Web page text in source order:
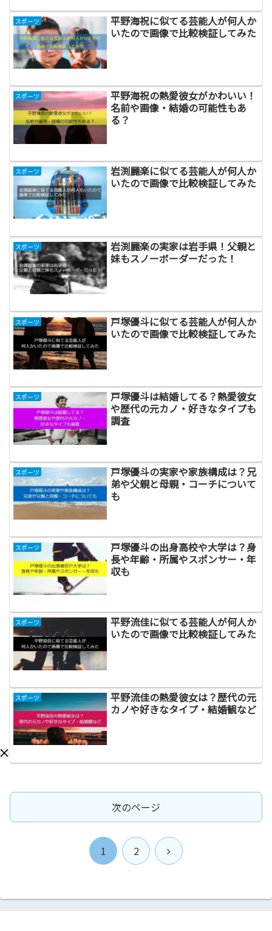
スポーツ
平野海祝に似てる芸能人が何人か
いたので画像で比較検証してみた
スポーツ
平野海祝の熱愛彼女がかわいい！
名前や画像・結婚の可能性もあ
る？
スポーツ
岩渕麗楽に似てる芸能人が何人か
いたので画像で比較検証してみた
スポーツ
岩渕麗楽の実家は岩手県！父親と
妹もスノーボーダーだった！
スポーツ
戸塚優斗に似てる芸能人が何人か
いたので画像で比較検証してみた
スポーツ
戸塚優斗は結婚してる？熱愛彼女
や歴代の元カノ・好きなタイプも
調査
スポーツ
戸塚優斗の実家や家族構成は？兄
弟や父親と母親・コーチについて
も
スポーツ
戸塚優斗の出身高校や大学は？身
長や年齢・所属やスポンサー・年
収も
スポーツ
平野流佳に似てる芸能人が何人か
いたので画像で比較検証してみた
スポーツ
平野流佳の熱愛彼女は？歴代の元
カノや好きなタイプ・結婚観など
次のページ
1 2
次